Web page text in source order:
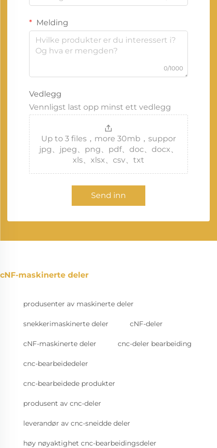
Melding
0/1000
Vedlegg
Vennligst last opp minst ett vedlegg
Up to 3 files，more 30mb，suppor
jpg、jpeg、png、pdf、doc、docx、
xls、xlsx、csv、txt
Send inn
cNF-maskinerte deler
produsenter av maskinerte deler
snekkerimaskinerte deler cNF-deler
cNF-maskinerte deler cnc-deler bearbeiding
cnc-bearbeidedeler
cnc-bearbeidede produkter
produsent av cnc-deler
leverandør av cnc-sneidde deler
høy nøyaktighet cnc-bearbeidingsdeler